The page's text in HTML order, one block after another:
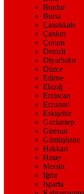
Burdur
Bursa
Çanakkale
Çankırı
Çorum
Denizli
Diyarbakır
Düzce
Edirne
Elazığ
Erzincan
Erzurum
Eskişehir
Gaziantep
Giresun
Gümüşhane
Hakkari
Hatay
Mersin
Iğdır
Isparta